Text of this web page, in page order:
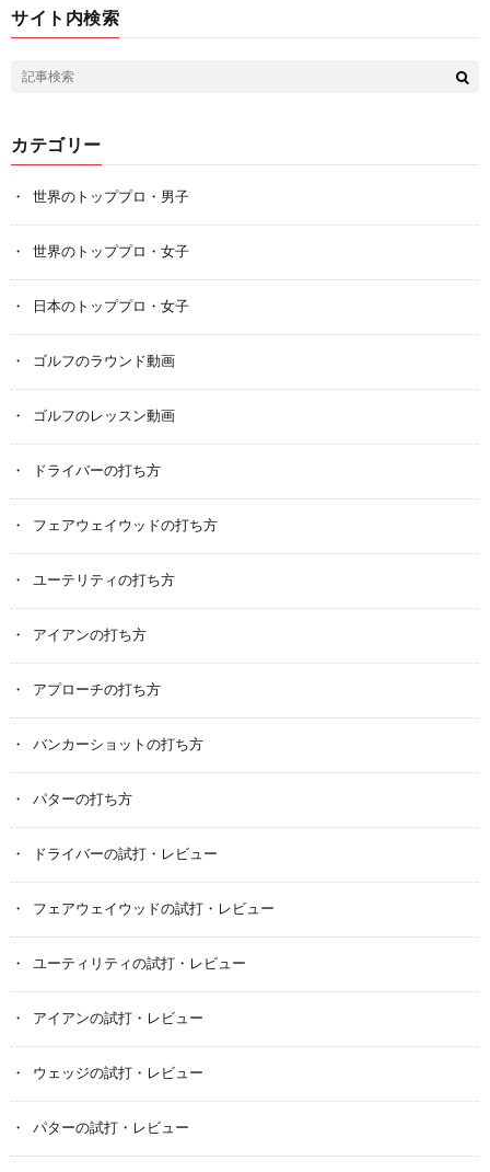
サイト内検索
カテゴリー
世界のトッププロ・男子
世界のトッププロ・女子
日本のトッププロ・女子
ゴルフのラウンド動画
ゴルフのレッスン動画
ドライバーの打ち方
フェアウェイウッドの打ち方
ユーテリティの打ち方
アイアンの打ち方
アプローチの打ち方
バンカーショットの打ち方
パターの打ち方
ドライバーの試打・レビュー
フェアウェイウッドの試打・レビュー
ユーティリティの試打・レビュー
アイアンの試打・レビュー
ウェッジの試打・レビュー
パターの試打・レビュー